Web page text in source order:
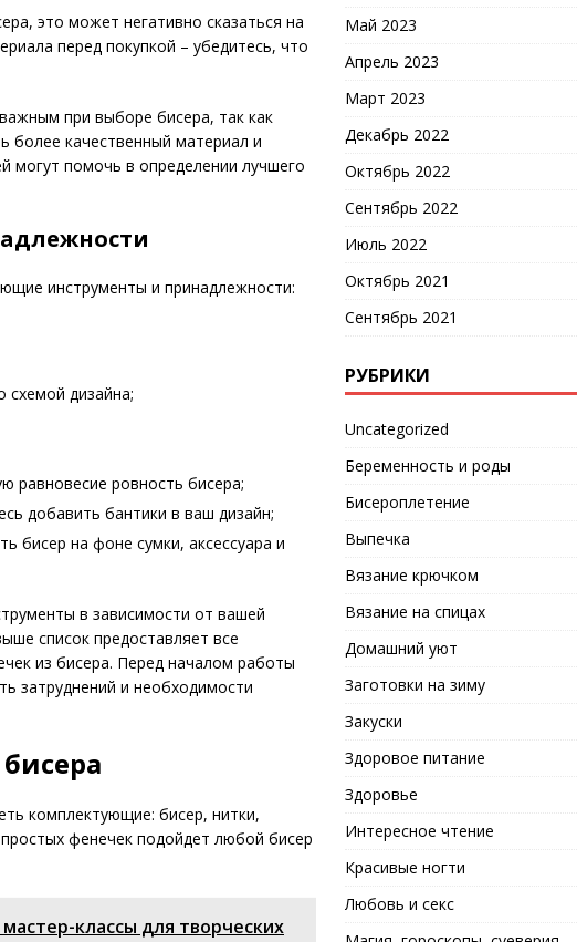
это может негативно сказаться на
перед покупкой – убедитесь, что
при выборе бисера, так как
более качественный материал и
могут помочь в определении лучшего
инструменты и принадлежности:
схемой дизайна;
равновесие ровность бисера;
добавить бантики в ваш дизайн;
бисер на фоне сумки, аксессуара и
в зависимости от вашей
список предоставляет все
из бисера. Перед началом работы
затруднений и необходимости
комплектующие: бисер, нитки,
фенечек подойдет любой бисер
классы для творческих
Май 2023
Апрель 2023
Март 2023
Декабрь 2022
Октябрь 2022
Сентябрь 2022
Июль 2022
Октябрь 2021
Сентябрь 2021
РУБРИКИ
Uncategorized
Беременность и роды
Бисероплетение
Выпечка
Вязание крючком
Вязание на спицах
Домашний уют
Заготовки на зиму
Закуски
Здоровое питание
Здоровье
Интересное чтение
Красивые ногти
Любовь и секс